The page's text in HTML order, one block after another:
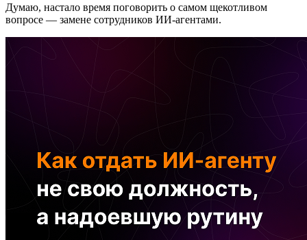
Думаю, настало время поговорить о самом щекотливом
вопросе — замене сотрудников ИИ-агентами.